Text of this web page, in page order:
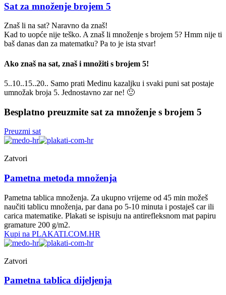
Sat za množenje brojem 5
Znaš li na sat? Naravno da znaš!
Kad to uopće nije teško. A znaš li množenje s brojem 5? Hmm nije ti
baš danas dan za matematku? Pa to je ista stvar!
Ako znaš na sat, znaš i množiti s brojem 5!
5..10..15..20.. Samo prati Medinu kazaljku i svaki puni sat postaje
umnožak broja 5. Jednostavno zar ne! 🙂
Besplatno preuzmite sat za množenje s brojem 5
Preuzmi sat
Zatvori
Pametna metoda množenja
Pametna tablica množenja. Za ukupno vrijeme od 45 min možeš
naučiti tablicu množenja, par dana po 5-10 minuta i postaješ car ili
carica matematike. Plakati se ispisuju na antirefleksnom mat papiru
gramature 200 g/m2.
Kupi na PLAKATI.COM.HR
Zatvori
Pametna tablica dijeljenja